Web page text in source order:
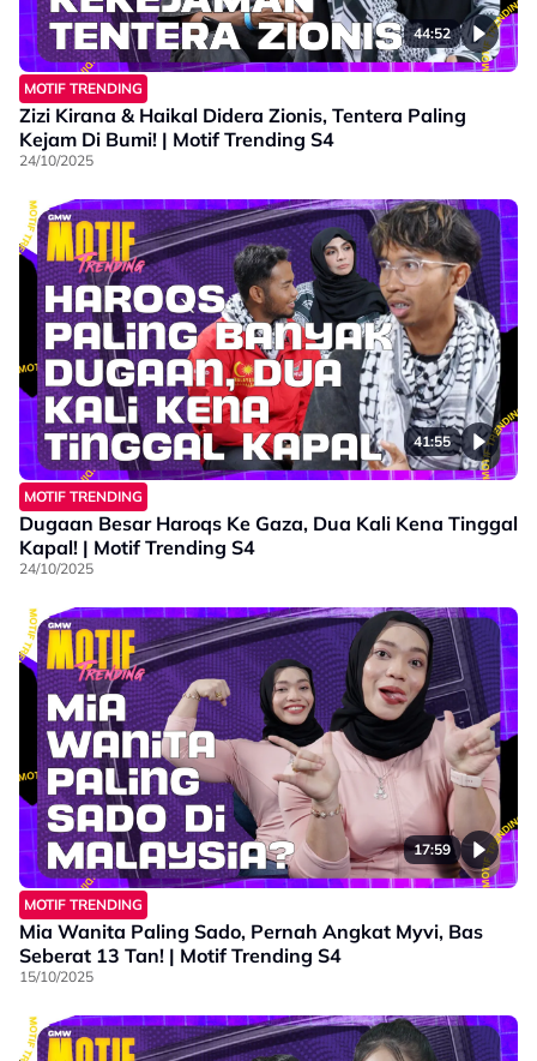
44:52
MOTIF TRENDING
Zizi Kirana & Haikal Didera Zionis, Tentera Paling
Kejam Di Bumi! | Motif Trending S4
24/10/2025
41:55
MOTIF TRENDING
Dugaan Besar Haroqs Ke Gaza, Dua Kali Kena Tinggal
Kapal! | Motif Trending S4
24/10/2025
17:59
MOTIF TRENDING
Mia Wanita Paling Sado, Pernah Angkat Myvi, Bas
Seberat 13 Tan! | Motif Trending S4
15/10/2025